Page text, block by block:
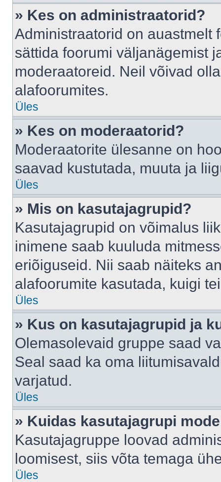
» Kes on administraatorid?
Administraatorid on auastmelt
sättida foorumi väljanägemist
moderaatoreid. Neil võivad
alafoorumites.
Üles
» Kes on moderaatorid?
Moderaatorite ülesanne on
saavad kustutada, muuta ja
Üles
» Mis on kasutajagrupid?
Kasutajagrupid on võimalus
inimene saab kuuluda
eriõiguseid. Nii saab näiteks
alafoorumite kasutada, kuigi
Üles
» Kus on kasutajagrupid ja
Olemasolevaid gruppe saad
Seal saad ka oma
varjatud.
Üles
» Kuidas kasutajagrupi
Kasutajagruppe loovad
loomisest, siis võta temaga
Üles